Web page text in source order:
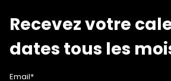
Recevez votre
dates tous les
Email*